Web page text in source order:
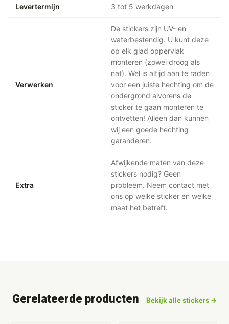
Levertermijn 3 tot 5 werkdagen
Verwerken
De stickers zijn UV- en
waterbestendig. U kunt deze
op elk glad oppervlak
monteren (zowel droog als
nat). Wel is altijd aan te raden
voor een juiste hechting om de
ondergrond alvorens de
sticker te gaan monteren te
ontvetten! Alleen dan kunnen
wij een goede hechting
garanderen.
Extra
Afwijkende maten van deze
stickers nodig? Geen
probleem. Neem contact met
ons op welke sticker en welke
maat het betreft.
Gerelateerde producten Bekijk alle stickers →